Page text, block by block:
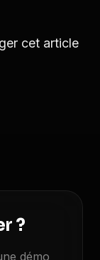
cet article
?
démo